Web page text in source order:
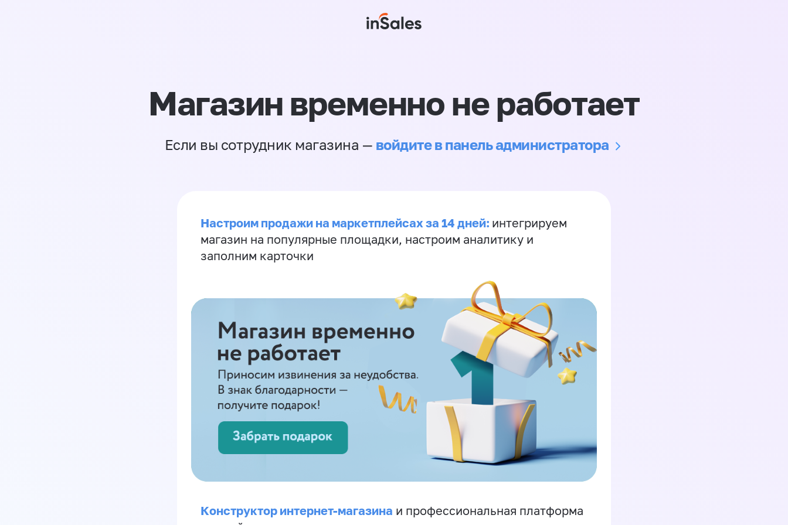
Магазин временно не работает
Если вы сотрудник магазина — войдите в панель администратора
Настроим продажи на маркетплейсах за 14 дней: интегрируем
магазин на популярные площадки, настроим аналитику и
заполним карточки
Конструктор интернет-магазина и профессиональная платформа